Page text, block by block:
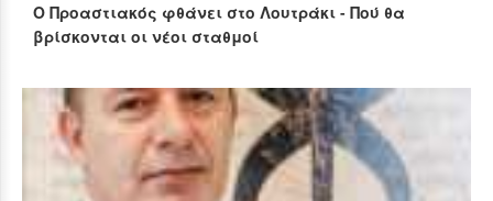
Ο Προαστιακός φθάνει στο Λουτράκι - Πού θα
βρίσκονται οι νέοι σταθμοί